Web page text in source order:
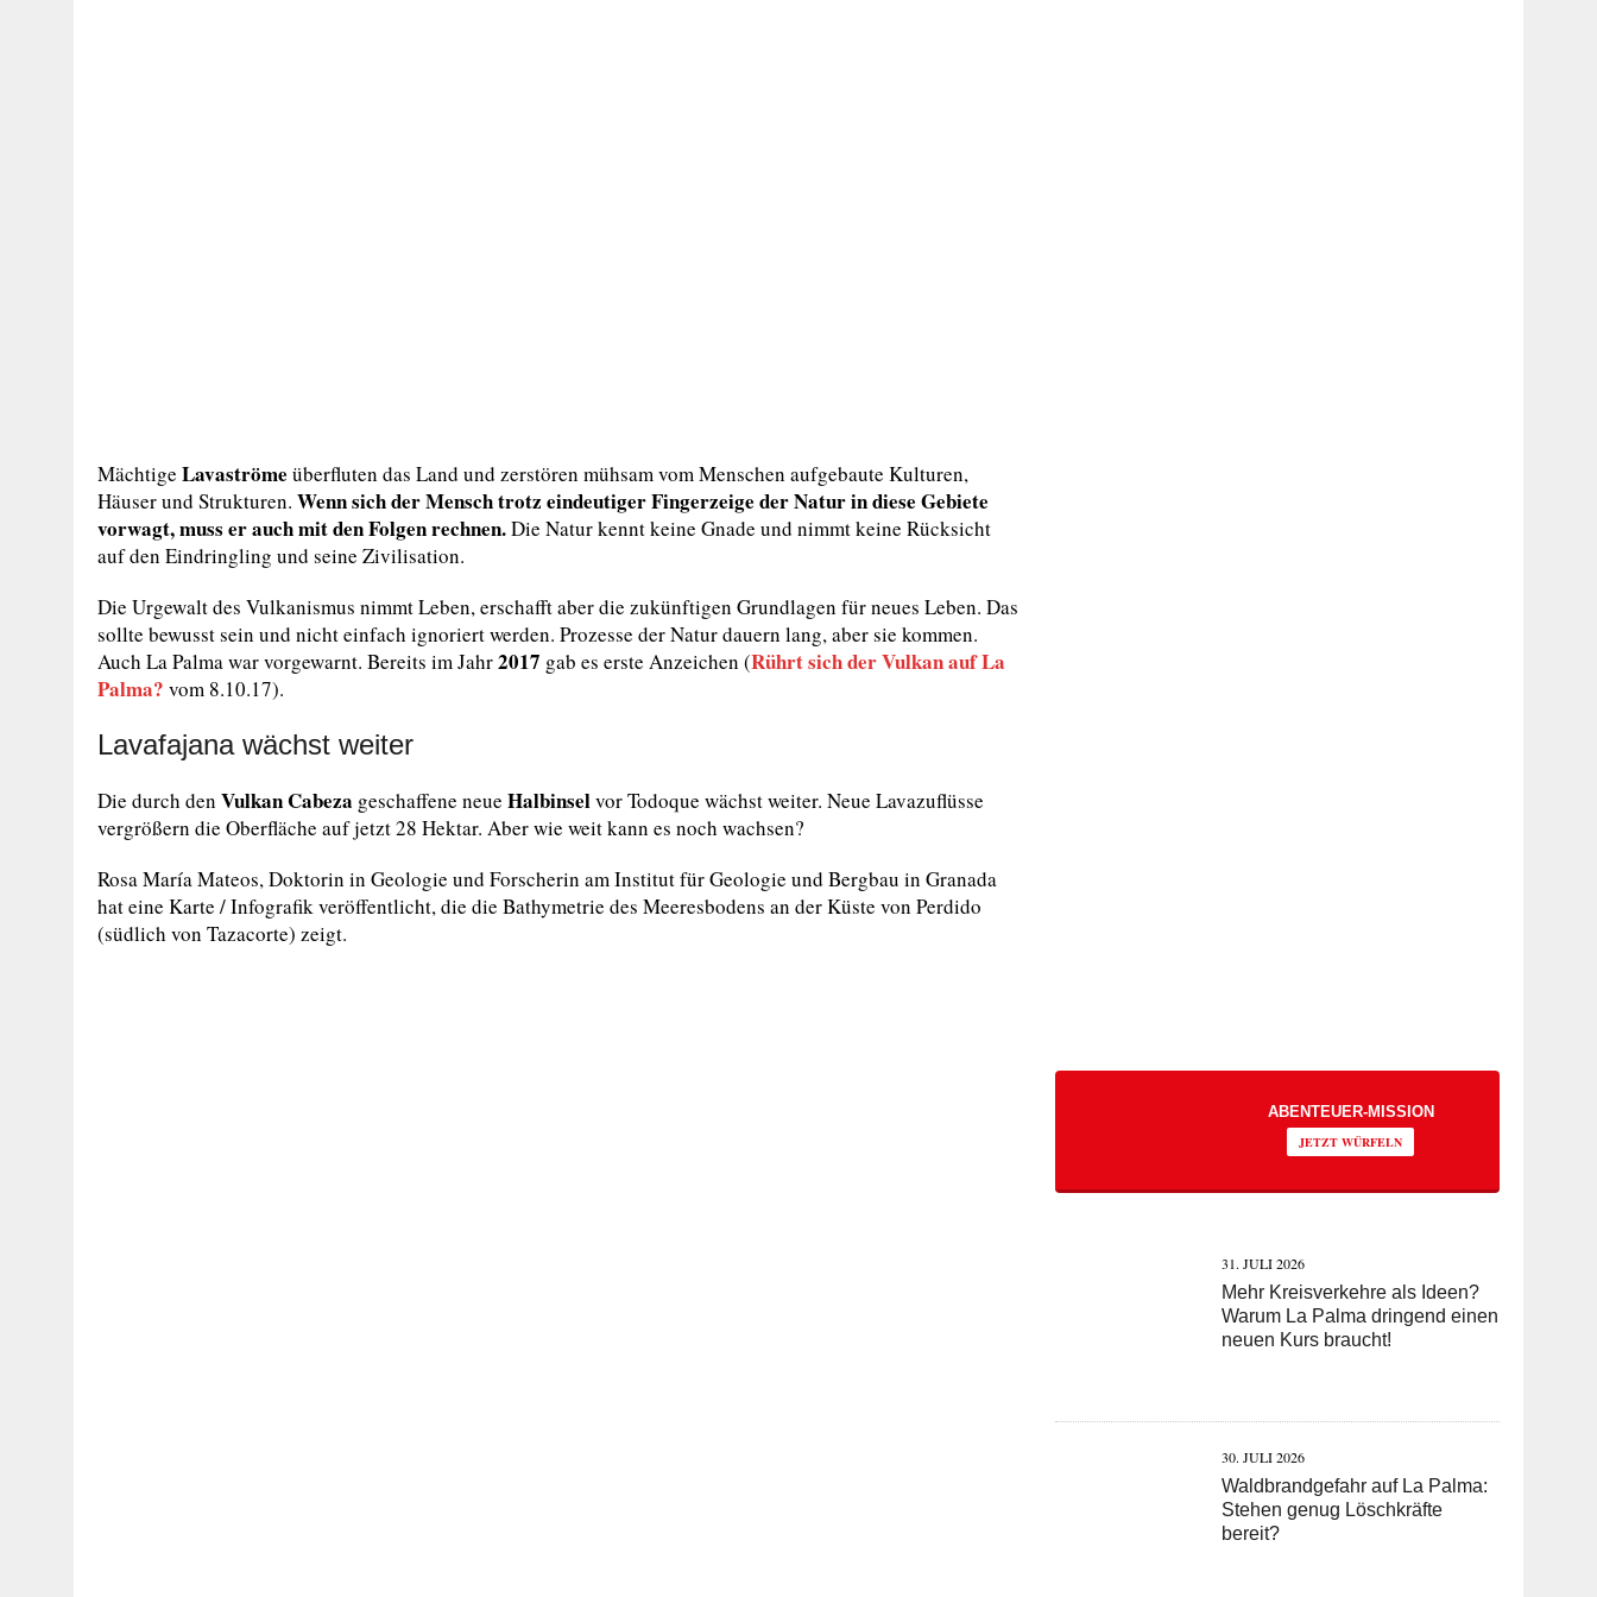
Mächtige Lavaströme überfluten das Land und zerstören mühsam vom Menschen aufgebaute Kulturen,
Häuser und Strukturen. Wenn sich der Mensch trotz eindeutiger Fingerzeige der Natur in diese Gebiete
vorwagt, muss er auch mit den Folgen rechnen.Die Natur kennt keine Gnade und nimmt keine Rücksicht
auf den Eindringling und seine Zivilisation.
Die Urgewalt des Vulkanismus nimmt Leben, erschafft aber die zukünftigen Grundlagen für neues Leben. Das
sollte bewusst sein und nicht einfach ignoriert werden. Prozesse der Natur dauern lang, aber sie kommen.
Auch La Palma war vorgewarnt. Bereits im Jahr2017 gab es erste Anzeichen (Rührt sich der Vulkan auf La
Palma? vom 8.10.17).
Lavafajana wächst weiter
Die durch den Vulkan Cabeza geschaffene neue Halbinselvor Todoque wächst weiter. Neue Lavazuflüsse
vergrößern die Oberfläche auf jetzt 28 Hektar. Aber wie weit kann es noch wachsen?
Rosa María Mateos, Doktorin in Geologie und Forscherin am Institut für Geologie und Bergbau in Granada
hat eine Karte / Infografik veröffentlicht, die die Bathymetrie des Meeresbodens an der Küste von Perdido
(südlich von Tazacorte) zeigt.
ABENTEUER-MISSION
JETZT WÜRFELN
31. JULI 2026
Mehr Kreisverkehre als Ideen?
Warum La Palma dringend einen
neuen Kurs braucht!
30. JULI 2026
Waldbrandgefahr auf La Palma:
Stehen genug Löschkräfte
bereit?